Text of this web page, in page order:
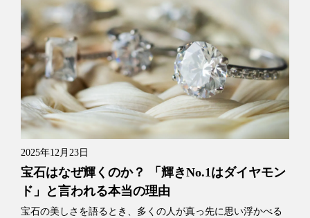
2025年12月23日
宝石はなぜ輝くのか？ 「輝きNo.1はダイヤモン
ド」と言われる本当の理由
宝石の美しさを語るとき、多くの人が真っ先に思い浮かべる